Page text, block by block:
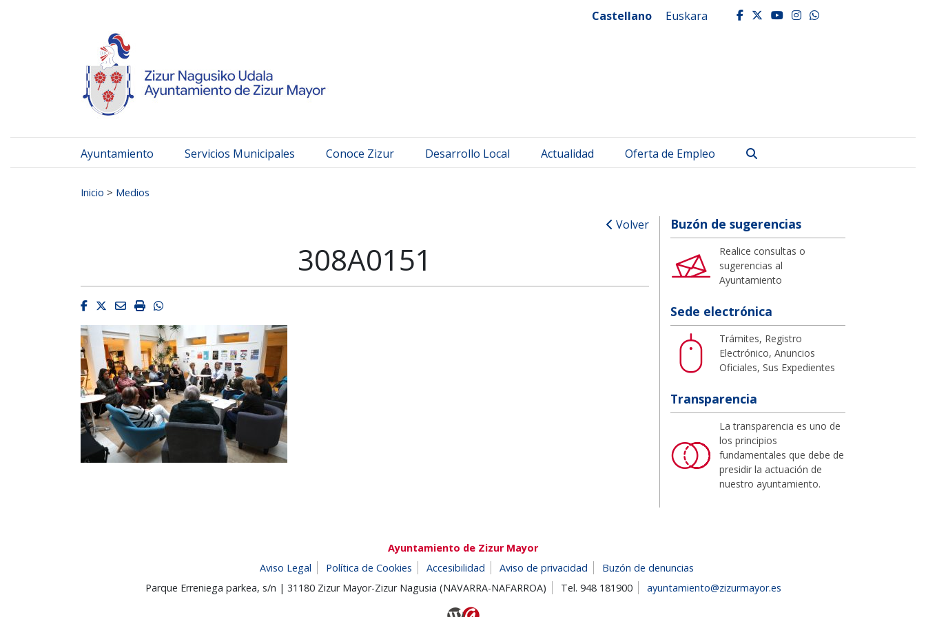
Castellano Euskara facebook
twitter
youtube
instagram
whatsapp
Ayuntamiento Servicios Municipales Conoce Zizur Desarrollo Local Actualidad Oferta de Empleo
Inicio > Medios
Volver
308A0151
Facebook
Twitter
EmailImprimirWhatsapp
Buzón de sugerencias
Realice consultas o
sugerencias al
Ayuntamiento
Sede electrónica
Trámites, Registro
Electrónico, Anuncios
Oficiales, Sus Expedientes
Transparencia
La transparencia es uno de
los principios
fundamentales que debe de
presidir la actuación de
nuestro ayuntamiento.
Ayuntamiento de Zizur Mayor
Aviso Legal
Política de Cookies Accesibilidad Aviso de privacidad
Buzón de denuncias
Parque Erreniega parkea, s/n | 31180 Zizur Mayor-Zizur Nagusia (NAVARRA-NAFARROA)
Tel. 948 181900 ayuntamiento@zizurmayor.es